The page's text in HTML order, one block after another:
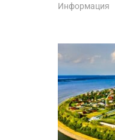
Информация